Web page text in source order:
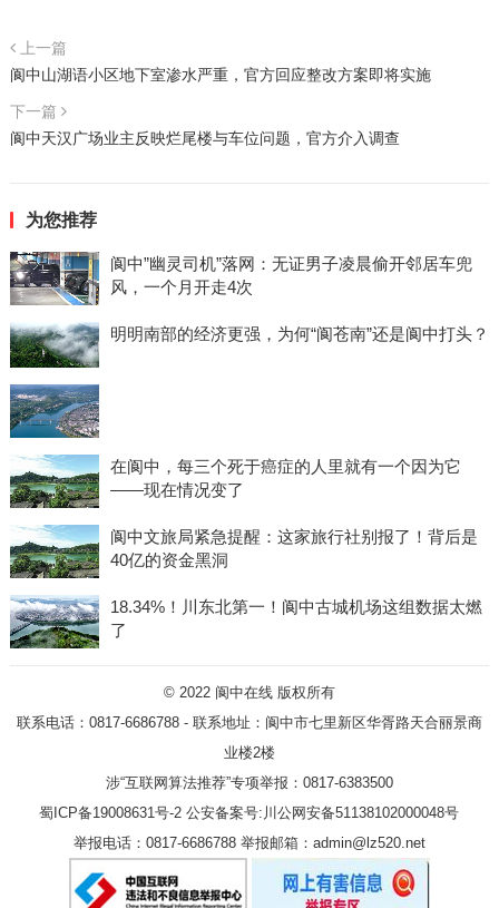
上一篇
阆中山湖语小区地下室渗水严重，官方回应整改方案即将实施
下一篇
阆中天汉广场业主反映烂尾楼与车位问题，官方介入调查
为您推荐
阆中”幽灵司机”落网：无证男子凌晨偷开邻居车兜
风，一个月开走4次
明明南部的经济更强，为何“阆苍南”还是阆中打头？
在阆中，每三个死于癌症的人里就有一个因为它
——现在情况变了
阆中文旅局紧急提醒：这家旅行社别报了！背后是
40亿的资金黑洞
18.34%！川东北第一！阆中古城机场这组数据太燃
了
© 2022 阆中在线版权所有
联系电话：0817-6686788 - 联系地址：阆中市七里新区华胥路天合丽景商
业楼2楼
涉“互联网算法推荐”专项举报：0817-6383500
蜀ICP备19008631号-2 公安备案号:川公网安备51138102000048号
举报电话：0817-6686788 举报邮箱：admin@lz520.net